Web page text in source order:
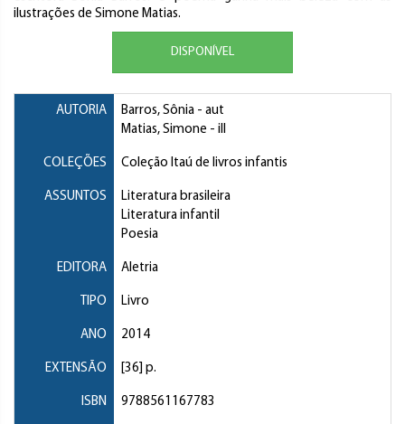
ilustrações de Simone Matias.
DISPONÍVEL
AUTORIA Barros, Sônia - aut
Matias, Simone - ill
COLEÇÕES Coleção Itaú de livros infantis
ASSUNTOS
Literatura brasileira
Literatura infantil
Poesia
EDITORA Aletria
TIPO Livro
ANO 2014
EXTENSÃO [36] p.
ISBN 9788561167783